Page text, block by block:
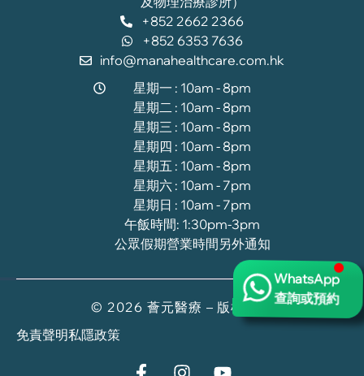
WhatsApp
查詢或預約
+852 2662 2366
+852 6353 7636
info@manahealthcare.com.hk
星期一 : 10am - 8pm
星期二 : 10am - 8pm
星期三 : 10am - 8pm
星期四 : 10am - 8pm
星期五 : 10am - 8pm
星期六 : 10am - 7pm
星期日 : 10am - 7pm
午飯時間: 1:30pm-3pm
公眾假期營業時間另外通知
© 2026 薈元醫療 – 版權所有
免責聲明私隱政策